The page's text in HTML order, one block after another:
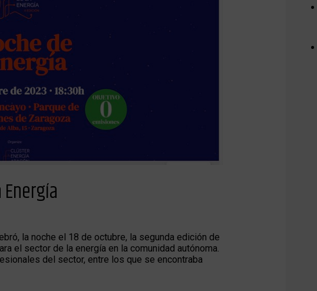
la noche el 18 de octubre, la segunda edición de
el sector de la energía en la comunidad autónoma.
del sector, entre los que se encontraba